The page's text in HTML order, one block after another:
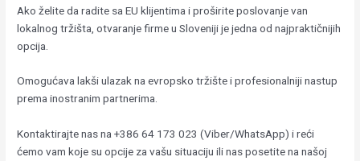
Ako želite da radite sa EU klijentima i proširite poslovanje van
lokalnog tržišta, otvaranje firme u Sloveniji je jedna od najpraktičnijih
opcija.
Omogućava lakši ulazak na evropsko tržište i profesionalniji nastup
prema inostranim partnerima.
Kontaktirajte nas na +386 64 173 023 (Viber/WhatsApp) i reći
ćemo vam koje su opcije za vašu situaciju ili nas posetite na našoj